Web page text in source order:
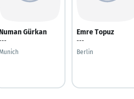
Numan Gürkan
Munich
Emre Topuz
---
Berlin